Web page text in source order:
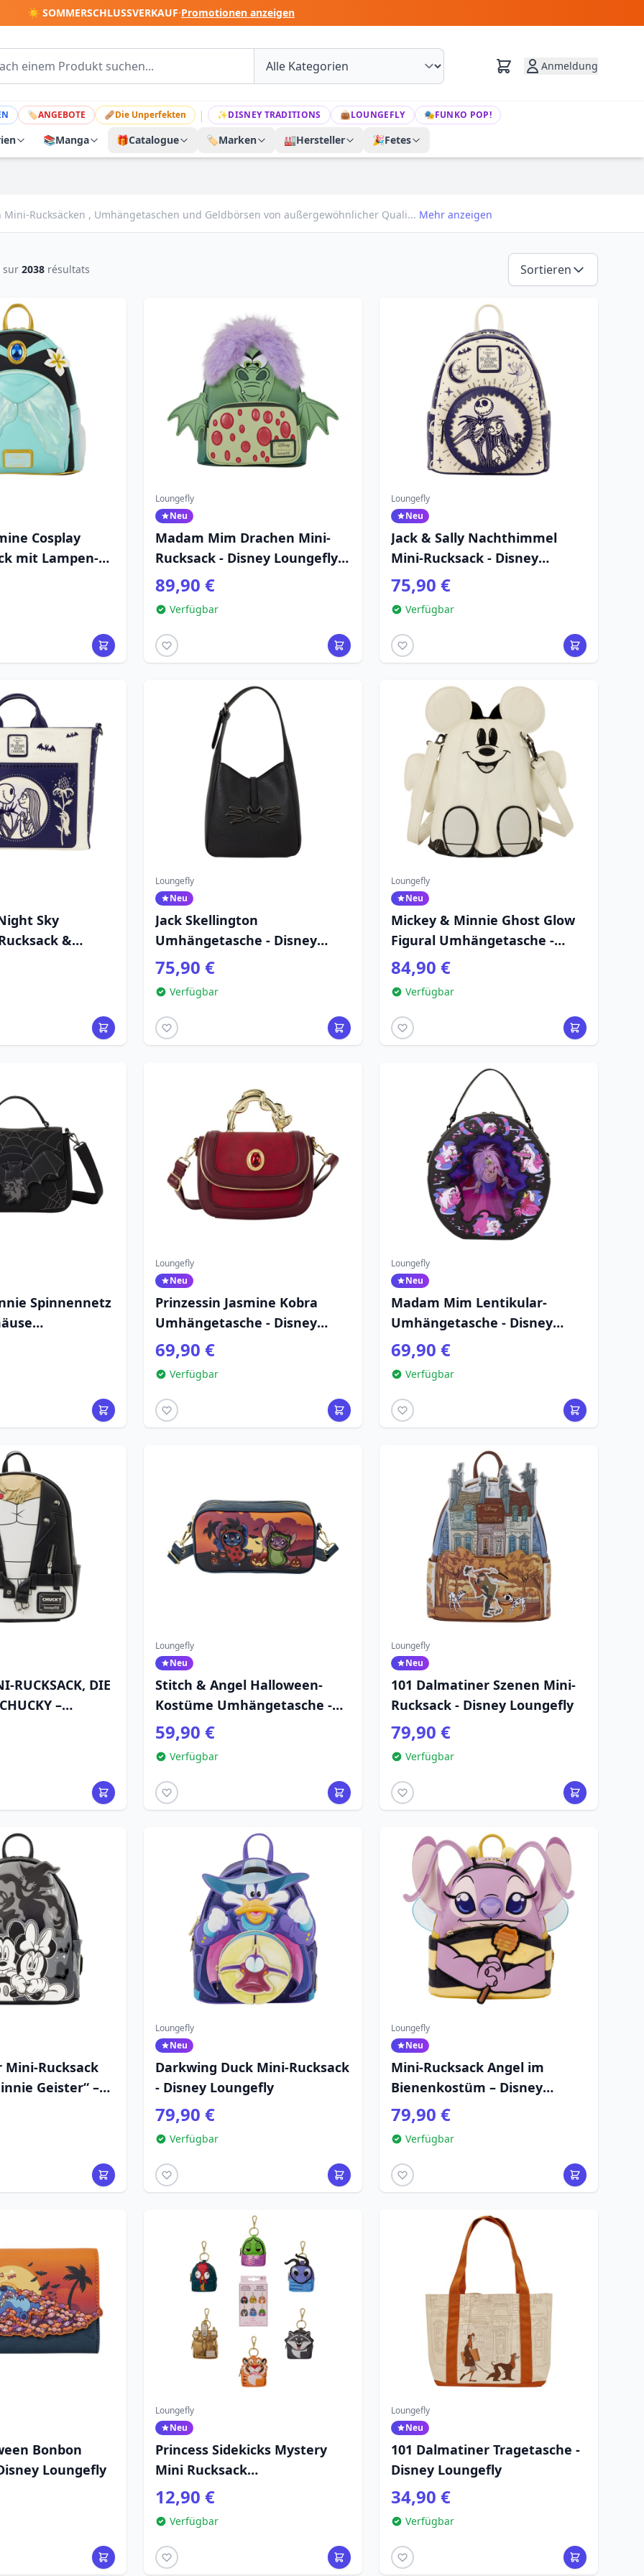
☀️ SOMMERSCHLUSSVERKAUF·Promotionen anzeigen
Anmeldung
🏷ANGEBOTE 🩹Die Unperfekten | ✨DISNEY TRADITIONS 👜LOUNGEFLY 🎭FUNKO POP!
📚Manga 🎁Catalogue 🏷️Marken 🏭Hersteller 🎉Fetes
Mini-Rucksäcken , Umhängetaschen und Geldbörsen von außergewöhnlicher Quali... Mehr anzeigen
sur 2038 résultats Sortieren
Cosplay
mit Lampen-
Loungefly
Loungefly
Neu
Madam Mim Drachen Mini-
Rucksack - Disney Loungefly
Die Hexe und der Zauberer
89,90 €
Verfügbar
Loungefly
Neu
Jack & Sally Nachthimmel
Mini-Rucksack - Disney
Loungefly
75,90 €
Verfügbar
Sky
&
Disney
Loungefly
Neu
Jack Skellington
Umhängetasche - Disney
Loungefly
75,90 €
Verfügbar
Loungefly
Neu
Mickey & Minnie Ghost Glow
Figural Umhängetasche -
Disney Loungefly
84,90 €
Verfügbar
Spinnennetz
- Disney
Loungefly
Neu
Prinzessin Jasmine Kobra
Umhängetasche - Disney
Loungefly Aladdin
69,90 €
Verfügbar
Loungefly
Neu
Madam Mim Lentikular-
Umhängetasche - Disney
Loungefly Die Hexe und der
Zauberer
69,90 €
Verfügbar
RUCKSACK, DIE
–
Loungefly
Neu
Stitch & Angel Halloween-
Kostüme Umhängetasche -
Disney Loungefly
59,90 €
Verfügbar
Loungefly
Neu
101 Dalmatiner Szenen Mini-
Rucksack - Disney Loungefly
79,90 €
Verfügbar
Rucksack
Geister“ –
Loungefly
Neu
Darkwing Duck Mini-Rucksack
- Disney Loungefly
79,90 €
Verfügbar
Loungefly
Neu
Mini-Rucksack Angel im
Bienenkostüm – Disney
Loungefly Lilo & Stitch
79,90 €
Verfügbar
Bonbon
Loungefly
Loungefly
Neu
Princess Sidekicks Mystery
Mini Rucksack
Schlüsselanhänger Charm -
Disney Loungefly
12,90 €
Verfügbar
Loungefly
Neu
101 Dalmatiner Tragetasche -
Disney Loungefly
34,90 €
Verfügbar